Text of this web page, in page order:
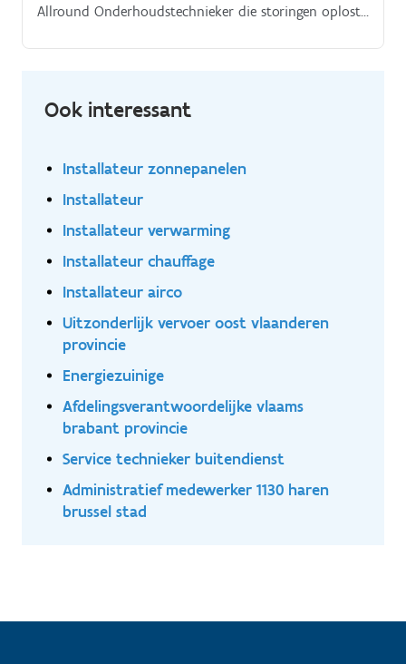
Allround Onderhoudstechnieker die storingen oplost,
installeert.
Ook interessant
Installateur zonnepanelen
Installateur
Installateur verwarming
Installateur chauffage
Installateur airco
Uitzonderlijk vervoer oost vlaanderen
provincie
Energiezuinige
Afdelingsverantwoordelijke vlaams
brabant provincie
Service technieker buitendienst
Administratief medewerker 1130 haren
brussel stad